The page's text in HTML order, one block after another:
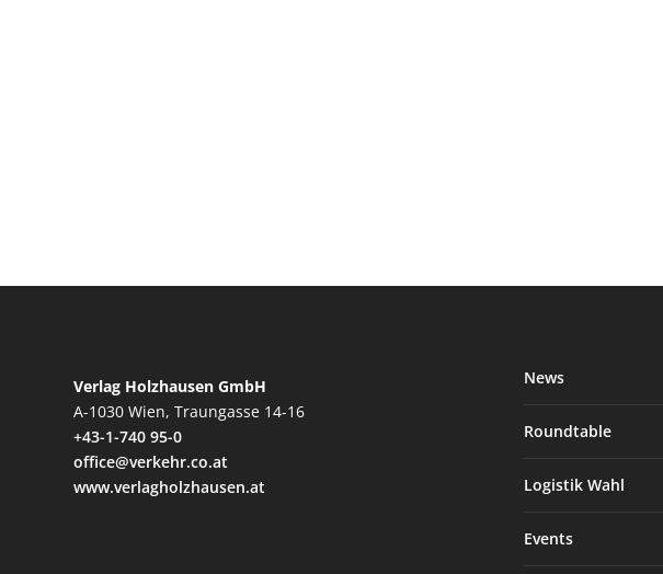
Verlag Holzhausen GmbH
A-1030 Wien, Traungasse 14-16
+43-1-740 95-0
office@verkehr.co.at
www.verlagholzhausen.at
News
Roundtable
Logistik Wahl
Events